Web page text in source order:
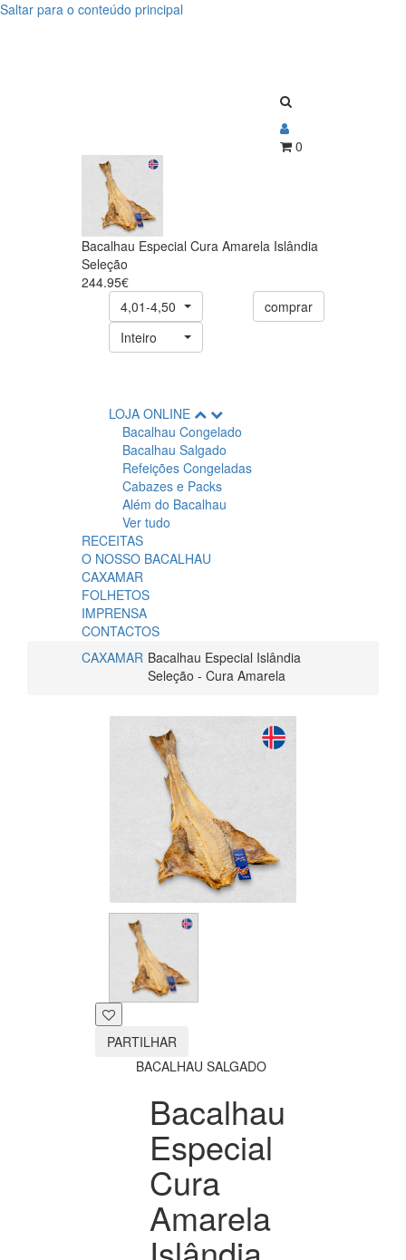
Saltar para o conteúdo principal
Islândia
Seleção
Islândia 0
Bacalhau Especial Cura Amarela Islândia
Seleção
244.95€
4,01-4,50
Inteiro
comprar
LOJA ONLINE
Bacalhau Congelado
Bacalhau Salgado
Refeições Congeladas
Cabazes e Packs
Além do Bacalhau
Ver tudo
RECEITAS
O NOSSO BACALHAU
CAXAMAR
FOLHETOS
IMPRENSA
CONTACTOS
CAXAMAR Bacalhau Especial Islândia
Seleção - Cura Amarela
PARTILHAR
BACALHAU SALGADO
Bacalhau
Especial
Cura
Amarela